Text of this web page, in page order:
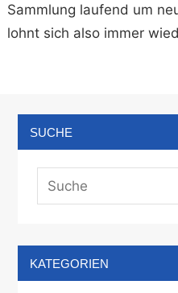
Sammlung laufend um
lohnt sich also immer
SUCHE
KATEGORIEN